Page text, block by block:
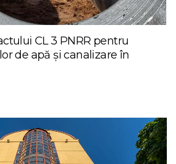
CL 3 PNRR pentru
de apă și canalizare în